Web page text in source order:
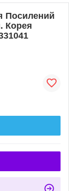
Посилений
Корея